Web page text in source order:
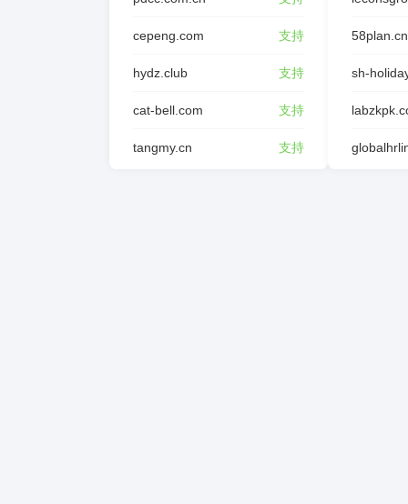
cepeng.com 支持
hydz.club 支持
cat-bell.com 支持
tangmy.cn 支持
58plan.cn
sh-